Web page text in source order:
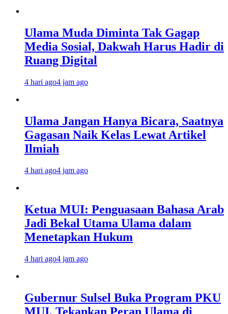
Ulama Muda Diminta Tak Gagap
Media Sosial, Dakwah Harus Hadir di
Ruang Digital
4 hari ago4 jam ago
Ulama Jangan Hanya Bicara, Saatnya
Gagasan Naik Kelas Lewat Artikel
Ilmiah
4 hari ago4 jam ago
Ketua MUI: Penguasaan Bahasa Arab
Jadi Bekal Utama Ulama dalam
Menetapkan Hukum
4 hari ago4 jam ago
Gubernur Sulsel Buka Program PKU
MUI, Tekankan Peran Ulama di